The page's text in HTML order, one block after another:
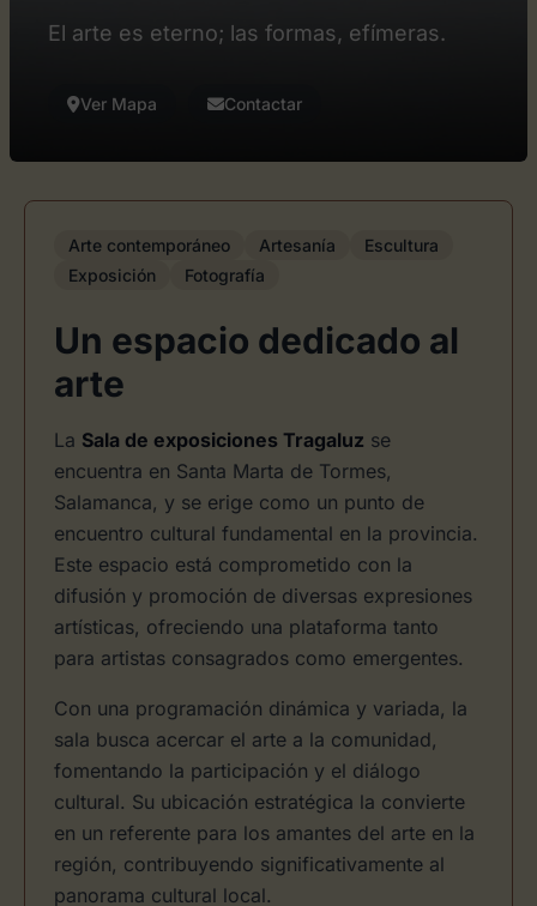
El arte es eterno; las formas, efímeras.
Ver Mapa Contactar
Arte contemporáneo Artesanía
Escultura
Exposición
Fotografía
Un espacio dedicado al
arte
La Sala de exposiciones Tragaluz se
encuentra en Santa Marta de Tormes,
Salamanca, y se erige como un punto de
encuentro cultural fundamental en la provincia.
Este espacio está comprometido con la
difusión y promoción de diversas expresiones
artísticas, ofreciendo una plataforma tanto
para artistas consagrados como emergentes.
Con una programación dinámica y variada, la
sala busca acercar el arte a la comunidad,
fomentando la participación y el diálogo
cultural. Su ubicación estratégica la convierte
en un referente para los amantes del arte en la
región, contribuyendo significativamente al
panorama cultural local.